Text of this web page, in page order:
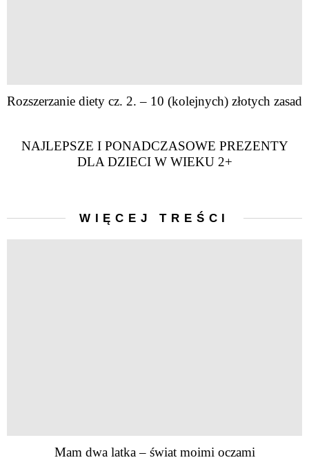
Rozszerzanie diety cz. 2. – 10 (kolejnych) złotych zasad
NAJLEPSZE I PONADCZASOWE PREZENTY
DLA DZIECI W WIEKU 2+
WIĘCEJ TREŚCI
Mam dwa latka – świat moimi oczami